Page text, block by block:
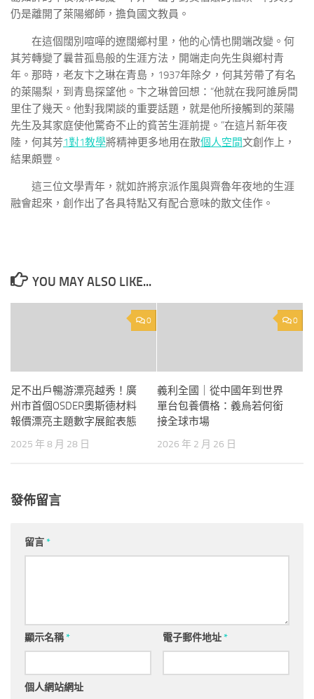
仍是離開了萊陽鄉師，擔負國文教員。
在這個闊別喧嘩的遼闊鄉村里，他的心情也開端改變。何
其芳轉變了曩昔孤島般的生涯方法，開端走向先生與鄉村青
年。那時，老友卞之琳在青島，1937年除夕，何其芳帶了有名
的萊陽梨，到青島探望他。卞之琳曾回想：“他就在我阿誰房間
里住了幾天。他對我閑談的重要話題，就是他所接觸到的萊陽
先生及其家庭使他驚奇不止的貧苦生涯前提。”在這片新年夜
陸，何其芳1對1教學將精神更多地用在散個人空間文創作上，
結果頗豐。
這三位文學青年，就如許將京派作風與齊魯年夜地的生涯
融會起來，創作出了各具特點又有配合意味的散文佳作。
YOU MAY ALSO LIKE...
0
足不出戶暢游漂亮越秀！廣
州市首個OSDER奧斯德材料
報價漂亮主題數字展館表態
2025 年 8 月 28 日
0
義利全國｜從中國年到世界
單台包養價格：義烏若何銜
接全球市場
2026 年 2 月 26 日
發佈留言
留言*
顯示名稱* 電子郵件地址*
個人網站網址